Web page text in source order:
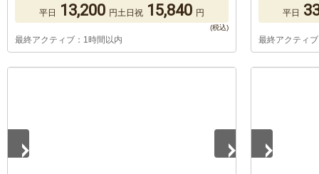
平日 13,200 円土日祝 15,840 円
最終アクティブ：1時間以内
平日
最終アクティ